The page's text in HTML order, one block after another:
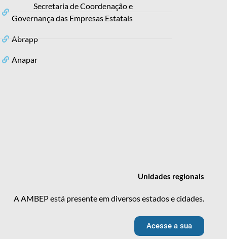
Secretaria de Coordenação e
Governança das Empresas Estatais
Abrapp
Anapar
Unidades regionais
A AMBEP está presente em diversos estados e cidades.
Acesse a sua